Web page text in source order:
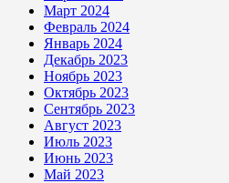
Март 2024
Февраль 2024
Январь 2024
Декабрь 2023
Ноябрь 2023
Октябрь 2023
Сентябрь 2023
Август 2023
Июль 2023
Июнь 2023
Май 2023